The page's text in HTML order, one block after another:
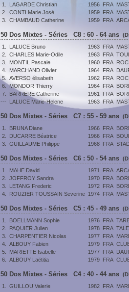
1.
LAGARDE Christian 1956 FRA
2.
CONTI Marie José 1959 FRA
3.
CHAMBAUD Catherine 1959 FRA
50 Dos Mixtes - Séries C8 : 60 - 64 ans
1.
LALUCE Bruno 1963 FRA
2.
CHARLES Marie-Odile 1963 FRA
3.
MONTIL Pascale 1960 FRA
4.
MARCHAND Olivier 1964 FRA
5.
AVERSO élisabeth 1962 FRA
6.
MONDOR Thierry 1964 FRA
7.
BARRERE Catherine 1961 FRA
---
LALUCE Marie-Helene 1963 FRA
50 Dos Mixtes - Séries C7 : 55 - 59 ans
1.
BRUNA Diane 1966 FRA
2.
DUCARRE Béatrice 1966 FRA
3.
GUILLAUME Philippe 1968 FRA
50 Dos Mixtes - Séries C6 : 50 - 54 ans
1.
MAHE David 1971 FRA
2.
JOFFROY Sandra 1970 FRA
3.
LETANG Frederic 1972 FRA
4.
ROUZIER TOUSSAIN Severine 1974 FRA
50 Dos Mixtes - Séries C5 : 45 - 49 ans
1.
BOELLMANN Sophie 1976 FRA
2.
PAQUIER Julien 1978 FRA
3.
CHARPENTIER Nicolas 1977 FRA
4.
ALBOUY Fabien 1979 FRA
5.
MARIETTE Isabelle 1977 FRA
6.
ALBOUY Laëtitia 1979 FRA
50 Dos Mixtes - Séries C4 : 40 - 44 ans
1.
GUILLOU Valerie 1982 FRA